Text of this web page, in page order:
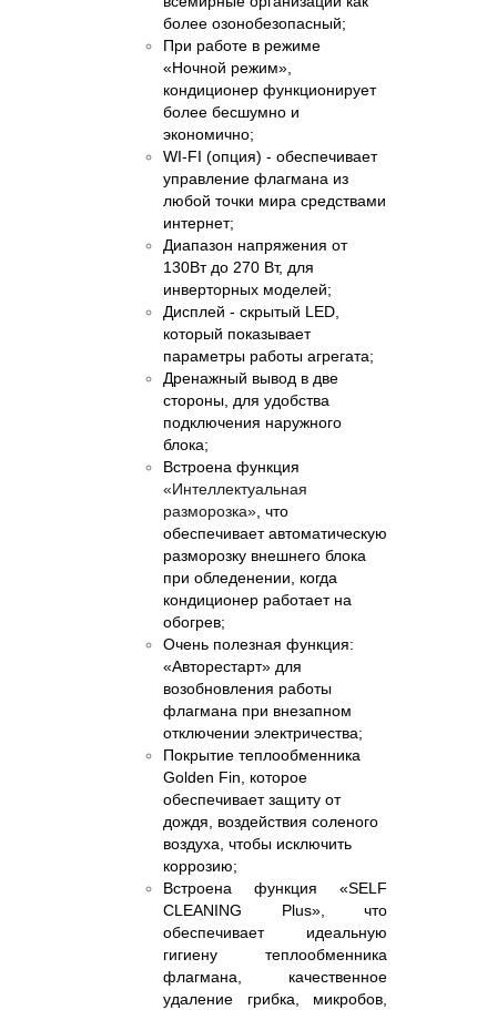
более озонобезопасный;
При работе в режиме
«Ночной режим»,
кондиционер функционирует
более бесшумно и
экономично;
WI-FI (опция) - обеспечивает
управление флагмана из
любой точки мира средствами
интернет;
Диапазон напряжения от
130Вт до 270 Вт, для
инверторных моделей;
Дисплей - скрытый LED
который показывает
параметры работы агрегата;
Дренажный вывод в две
стороны, для удобства
подключения наружного
блока;
Встроена функция
«Интеллектуальная
разморозка» , что
обеспечивает автоматическую
разморозку внешнего блока
при обледенении, когда
кондиционер работает на
обогрев;
Очень полезная функция:
«Авторестарт» для
возобновления работы
флагмана при внезапном
отключении электричества;
Покрытие теплообменника
Golden Fin, которое
обеспечивает защиту от
дождя, воздействия соленого
воздуха, чтобы исключить
коррозию;
Встроена функция «SELF
CLEANING Plus», что
обеспечивает идеальную
гигиену теплообменника
флагмана, качественное
удаление грибка, микробов,